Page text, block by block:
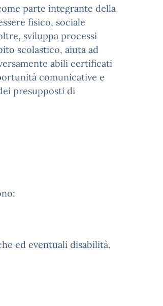
parte integrante della
fisico, sociale
sviluppa processi
scolastico, aiuta ad
abili certificati
comunicative e
presupposti di
ed eventuali disabilità.